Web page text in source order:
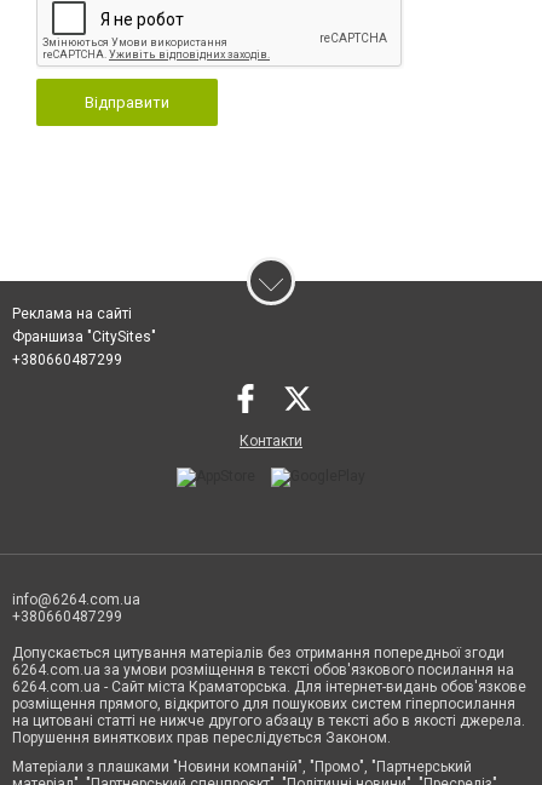
Відправити
Реклама на сайті
Франшиза "CitySites"
+380660487299
Контакти
info@6264.com.ua
+380660487299
Допускається цитування матеріалів без отримання попередньої згоди
6264.com.ua за умови розміщення в тексті обов'язкового посилання на
6264.com.ua - Сайт міста Краматорська. Для інтернет-видань обов'язкове
розміщення прямого, відкритого для пошукових систем гіперпосилання
на цитовані статті не нижче другого абзацу в тексті або в якості джерела.
Порушення виняткових прав переслідується Законом.
Матеріали з плашками "Новини компаній", "Промо", "Партнерський